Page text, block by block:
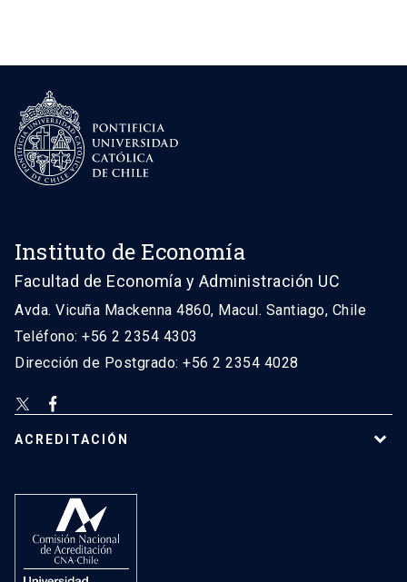
Instituto de Economía
Facultad de Economía y Administración UC
Avda. Vicuña Mackenna 4860, Macul. Santiago, Chile
Teléfono: +56 2 2354 4303
Dirección de Postgrado: +56 2 2354 4028
ACREDITACIÓN